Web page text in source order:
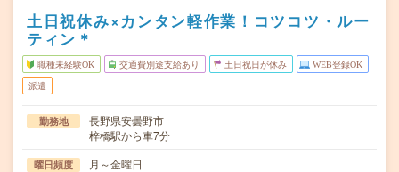
土日祝休み×カンタン軽作業！コツコツ・ルー
ティン＊
職種未経験OK 交通費別途支給あり 土日祝日が休み WEB登録OK
派遣
勤務地
長野県安曇野市
梓橋駅から車7分
曜日頻度 月～金曜日